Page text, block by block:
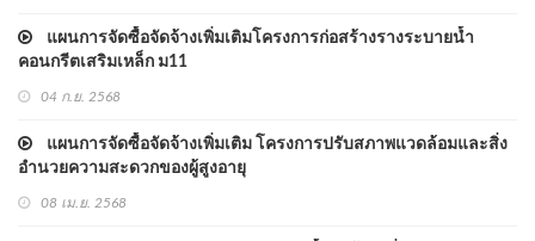
แผนการจัดซื้อจัดจ้างเพิ่มเติมโครงการก่อสร้างรางระบายน้ำ
คอนกรีตเสริมเหล็ก ม11
04 ก.ย. 2568
แผนการจัดซื้อจัดจ้างเพิ่มเติม โครงการปรับสภาพแวดล้อมและสิ่ง
อำนวยความสะดวกของผู้สูงอายุ
08 เม.ย. 2568